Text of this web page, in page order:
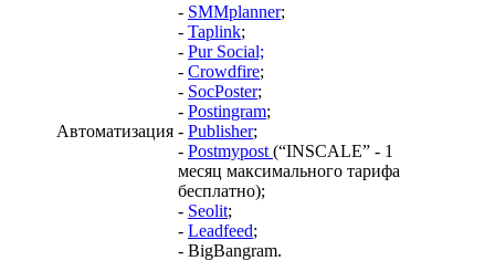
Автоматизация
- SMMplanner;
- Taplink;
- Pur Social;
- Crowdfire;
- SocPoster;
- Postingram;
- Publisher;
- Postmypost (“INSCALE” - 1
месяц максимального тарифа
бесплатно);
- Seolit;
- Leadfeed;
- BigBangram.